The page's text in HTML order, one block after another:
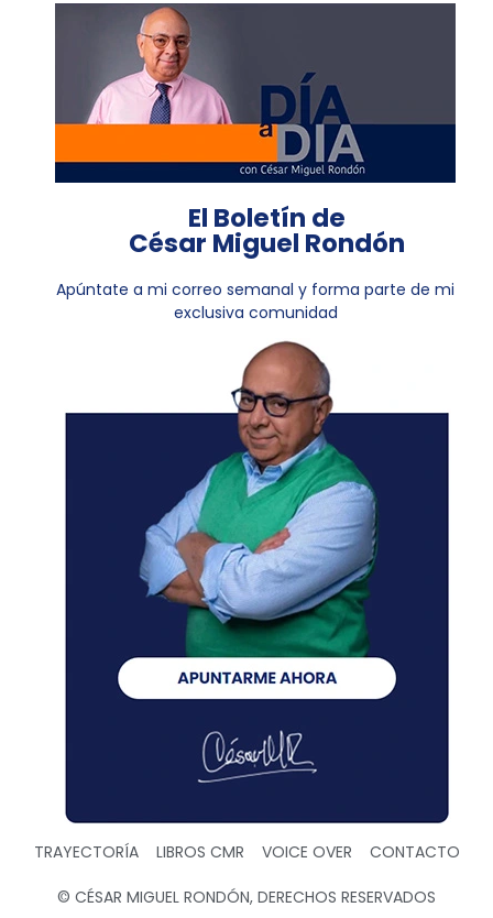
El Boletín de
César Miguel Rondón
Apúntate a mi correo semanal y forma parte de mi
exclusiva comunidad
TRAYECTORÍA LIBROS CMR VOICE OVER CONTACTO
© CÉSAR MIGUEL RONDÓN, DERECHOS RESERVADOS